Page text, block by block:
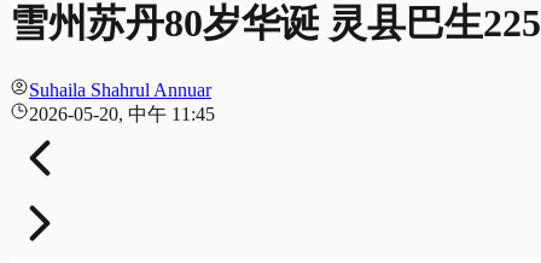
雪州苏丹80岁华诞 灵县巴生
Suhaila Shahrul Annuar
2026-05-20, 中午 11:45